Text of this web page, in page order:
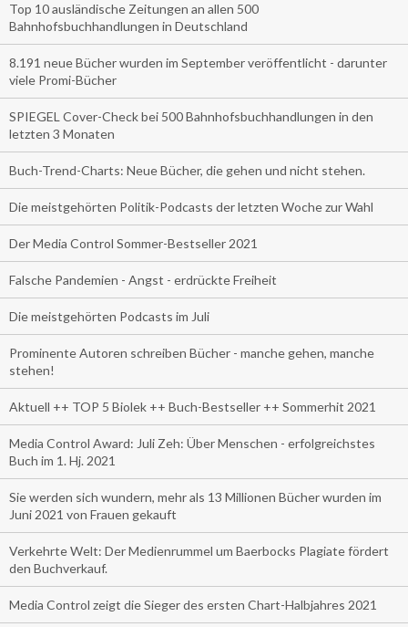
Top 10 ausländische Zeitungen an allen 500
Bahnhofsbuchhandlungen in Deutschland
8.191 neue Bücher wurden im September veröffentlicht - darunter
viele Promi-Bücher
SPIEGEL Cover-Check bei 500 Bahnhofsbuchhandlungen in den
letzten 3 Monaten
Buch-Trend-Charts: Neue Bücher, die gehen und nicht stehen.
Die meistgehörten Politik-Podcasts der letzten Woche zur Wahl
Der Media Control Sommer-Bestseller 2021
Falsche Pandemien - Angst - erdrückte Freiheit
Die meistgehörten Podcasts im Juli
Prominente Autoren schreiben Bücher - manche gehen, manche
stehen!
Aktuell ++ TOP 5 Biolek ++ Buch-Bestseller ++ Sommerhit 2021
Media Control Award: Juli Zeh: Über Menschen - erfolgreichstes
Buch im 1. Hj. 2021
Sie werden sich wundern, mehr als 13 Millionen Bücher wurden im
Juni 2021 von Frauen gekauft
Verkehrte Welt: Der Medienrummel um Baerbocks Plagiate fördert
den Buchverkauf.
Media Control zeigt die Sieger des ersten Chart-Halbjahres 2021